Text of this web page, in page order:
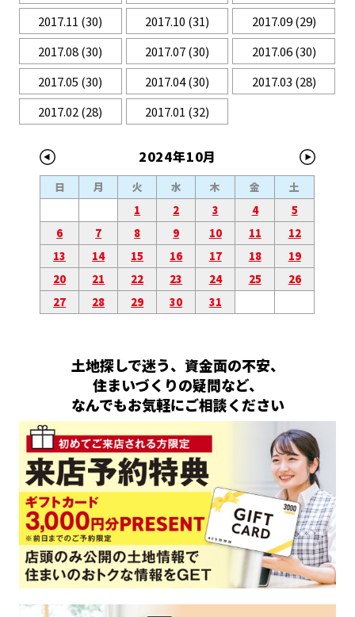
2017.11 (30) 2017.10 (31) 2017.09(29)
2017.08(30) 2017.07(30) 2017.06(30)
2017.05 (30) 2017.04(30) 2017.03 (28)
2017.02(28) 2017.01 (32)
2024年10月
日 月 火 水 木 金
土
1
2 3 4
5
6
7 8 9 10 11
12
13
14 15 16 17 18
19
20
21 22 23 24 25
26
27
28 29 30 31
土地探しで迷う、資金面の不安、
住まいづくりの疑問など、
なんでもお気軽にご相談ください